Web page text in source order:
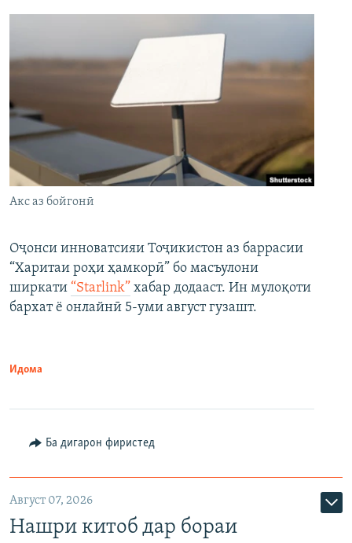
Акс аз бойгонӣ
Оҷонси инноватсияи Тоҷикистон аз баррасии
“Харитаи роҳи ҳамкорӣ” бо масъулони
ширкати “Starlink” хабар додааст. Ин мулоқоти
бархат ё онлайнӣ 5-уми август гузашт.
Идома
Ба дигарон фиристед
Август 07, 2026
Нашри китоб дар бораи